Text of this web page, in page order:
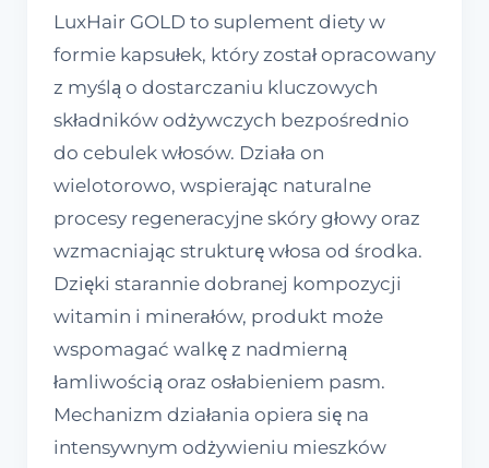
LuxHair GOLD to suplement diety w
formie kapsułek, który został opracowany
z myślą o dostarczaniu kluczowych
składników odżywczych bezpośrednio
do cebulek włosów. Działa on
wielotorowo, wspierając naturalne
procesy regeneracyjne skóry głowy oraz
wzmacniając strukturę włosa od środka.
Dzięki starannie dobranej kompozycji
witamin i minerałów, produkt może
wspomagać walkę z nadmierną
łamliwością oraz osłabieniem pasm.
Mechanizm działania opiera się na
intensywnym odżywieniu mieszków